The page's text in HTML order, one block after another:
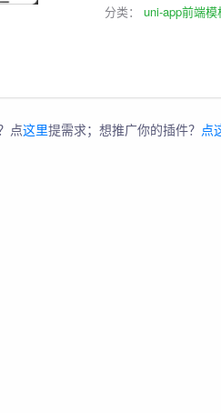
分类：uni-app前端模
点这里提需求；想推广你的插件？ 点